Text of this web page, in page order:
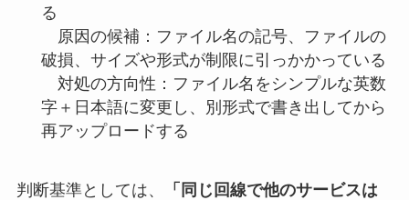
る
原因の候補：ファイル名の記号、ファイルの
破損、サイズや形式が制限に引っかかっている
対処の方向性：ファイル名をシンプルな英数
字＋日本語に変更し、別形式で書き出してから
再アップロードする
判断基準としては、
「同じ回線で他のサービスは